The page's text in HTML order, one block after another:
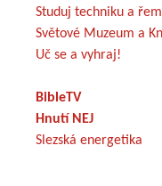
Studuj techniku a
Světové Muzeum a
Uč se a vyhraj!
BibleTV
Hnutí NEJ
Slezská energetika